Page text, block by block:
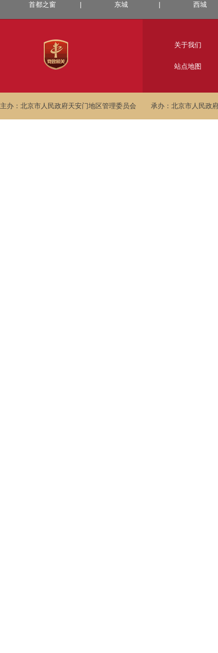
首都之窗 | 东城 | 西城
关于我们
站点地图
主办：北京市人民政府天安门地区管理委员会 承办：北京市人民政